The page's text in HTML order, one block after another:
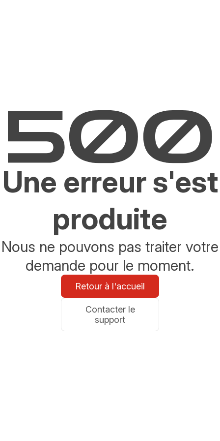
Une erreur s'est
produite
Nous ne pouvons pas traiter votre
demande pour le moment.
Retour à l'accueil
Contacter le
support